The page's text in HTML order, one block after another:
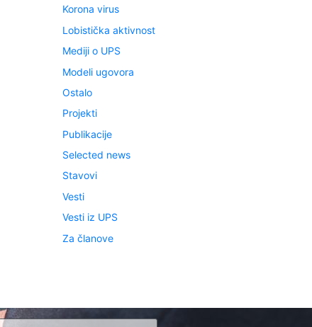
Korona virus
Lobistička aktivnost
Mediji o UPS
Modeli ugovora
Ostalo
Projekti
Publikacije
Selected news
Stavovi
Vesti
Vesti iz UPS
Za članove